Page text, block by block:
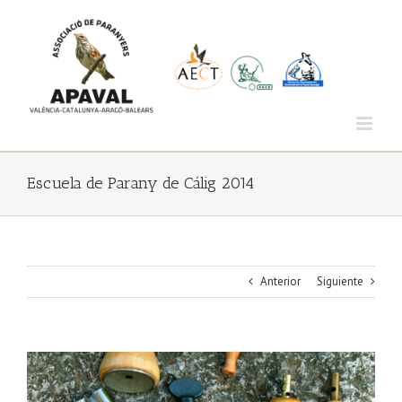
Escuela de Parany de Cálig 2014
Anterior Siguiente
Ver
imagen
más